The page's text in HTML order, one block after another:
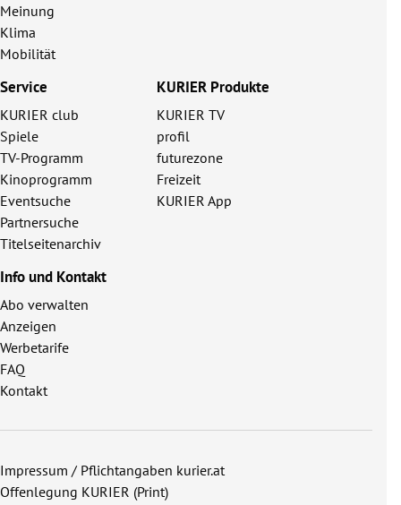
Meinung
Klima
Mobilität
Service
KURIER club
Spiele
TV-Programm
Kinoprogramm
Eventsuche
Partnersuche
Titelseitenarchiv
KURIER Produkte
KURIER TV
profil
futurezone
Freizeit
KURIER App
Info und Kontakt
Abo verwalten
Anzeigen
Werbetarife
FAQ
Kontakt
Impressum / Pflichtangaben kurier.at
Offenlegung KURIER (Print)